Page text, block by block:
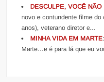
DESCULPE, VOCÊ NÃO
novo e contundente filme
anos), veterano diretor e...
MINHA VIDA EM MARTE
Marte…e é para lá que eu